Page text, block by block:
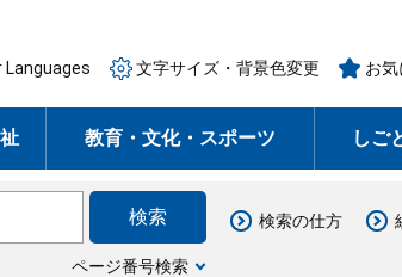
Languages 文字サイズ・背景色変更 お気
教育・文化・スポーツ しご
ページ番号検索
検索の仕方